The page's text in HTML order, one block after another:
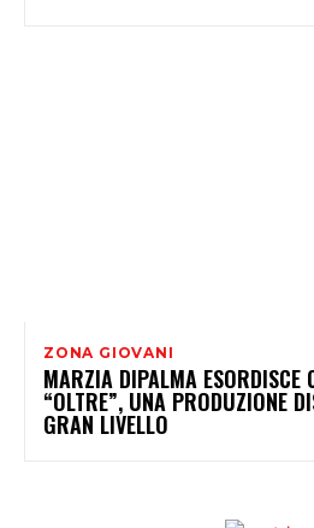
ZONA GIOVANI
MARZIA DIPALMA ESORDISCE
“OLTRE”, UNA PRODUZIONE
GRAN LIVELLO